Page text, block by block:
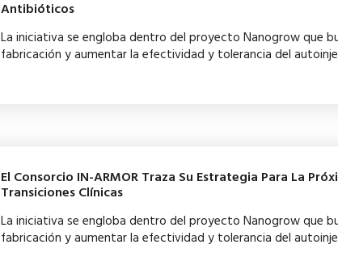
Antibióticos
La iniciativa se engloba dentro del proyecto Nanogrow que
fabricación y aumentar la efectividad y tolerancia del
El Consorcio IN-ARMOR Traza Su Estrategia Para La
Transiciones Clínicas
La iniciativa se engloba dentro del proyecto Nanogrow que
fabricación y aumentar la efectividad y tolerancia del